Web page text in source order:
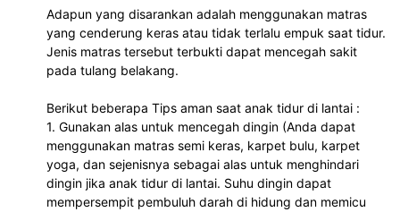
Adapun yang disarankan adalah menggunakan matras
yang cenderung keras atau tidak terlalu empuk saat tidur.
Jenis matras tersebut terbukti dapat mencegah sakit
pada tulang belakang.
Berikut beberapa Tips aman saat anak tidur di lantai :
1. Gunakan alas untuk mencegah dingin (Anda dapat
menggunakan matras semi keras, karpet bulu, karpet
yoga, dan sejenisnya sebagai alas untuk menghindari
dingin jika anak tidur di lantai. Suhu dingin dapat
mempersempit pembuluh darah di hidung dan memicu